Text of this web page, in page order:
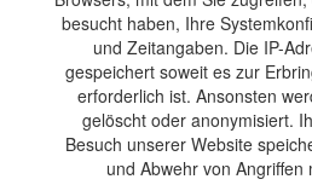
besucht haben, Ihre
und Zeitangaben. Die IP-
gespeichert soweit es zur
erforderlich ist. Ansonsten
gelöscht oder anonymisiert.
Besuch unserer Website
und Abwehr von Angriffen